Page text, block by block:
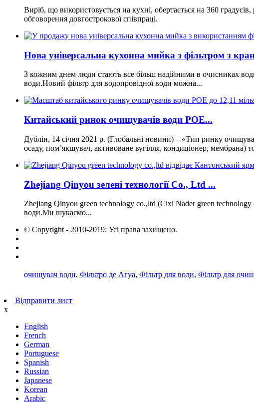
Виріб, що використовується на кухні, обертається на 360
обговорення довгострокової співпраці.
Нова універсальна кухонна мийка з фільтром з
З кожним днем ​​люди стають все більш надійними в очисниках
води.Новий фільтр для водопровідної води можна...
Китайський ринок очищувачів води POE...
Дублін, 14 січня 2021 р. (Глобальні новини) – «Тип ринку
осаду, пом’якшувач, активоване вугілля, кондиціонер, мембрана)
Zhejiang Qinyou зелені технології Co., Ltd ...
Zhejiang Qinyou green technology co.,ltd (Cixi Nader green
води.Ми шукаємо...
© Copyright - 2010-2019: Усі права захищено.
очищувач води, Фільтро де Агуа, Фільтр для води, Фільтр для
Відправити лист
x
English
French
German
Portuguese
Spanish
Russian
Japanese
Korean
Arabic